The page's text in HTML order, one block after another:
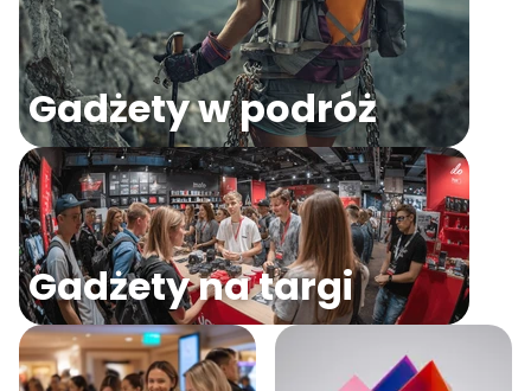
Gadżety w podróż
Gadżety na targi